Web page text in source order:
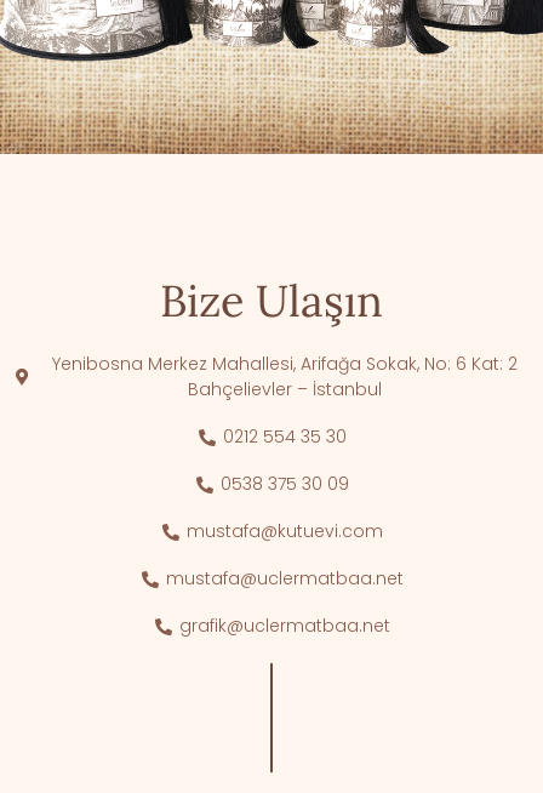
Bize Ulaşın
Yenibosna Merkez Mahallesi, Arifağa Sokak, No: 6 Kat: 2
Bahçelievler – İstanbul
0212 554 35 30
0538 375 30 09
mustafa@kutuevi.com
mustafa@uclermatbaa.net
grafik@uclermatbaa.net